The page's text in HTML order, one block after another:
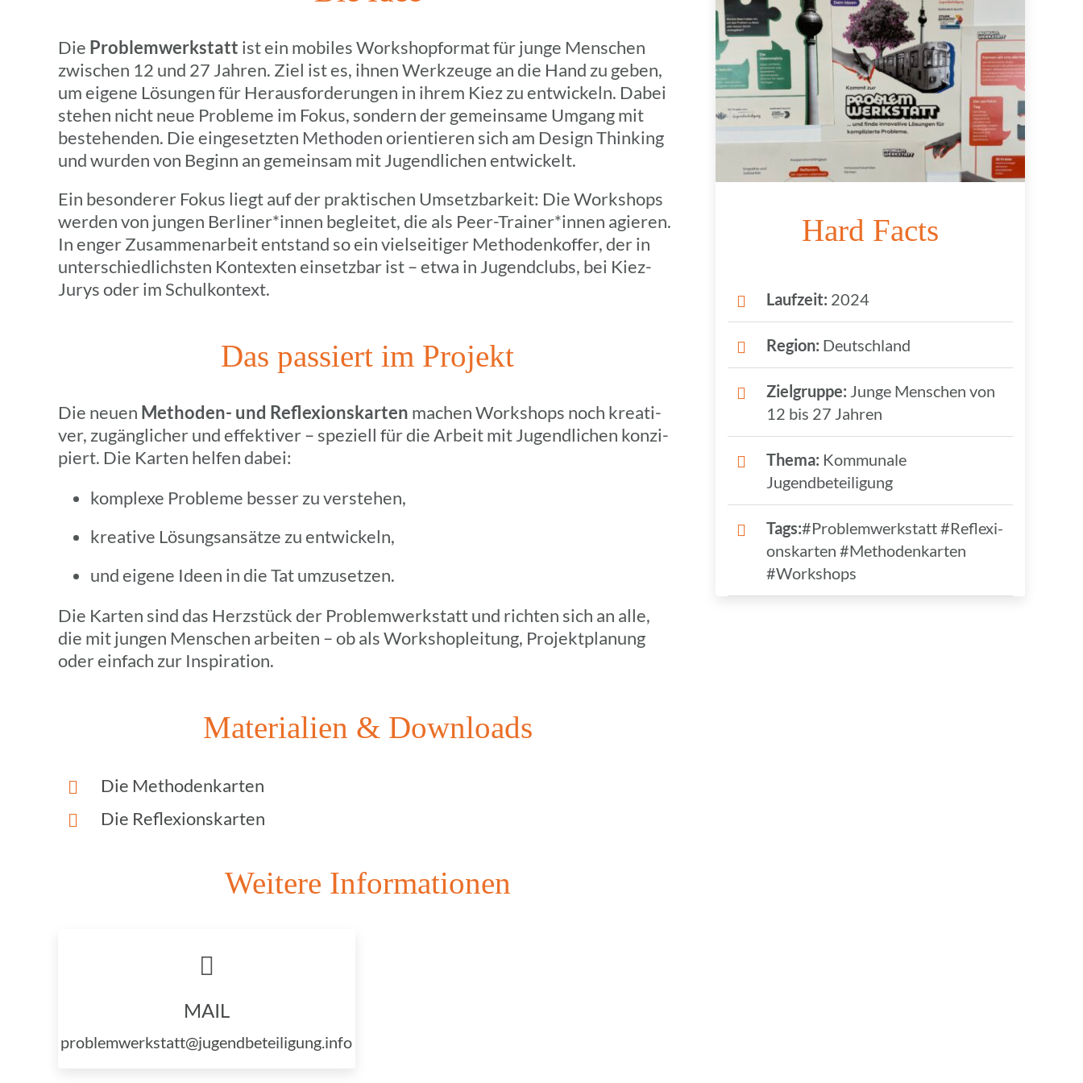
Die Problem­werk­statt ist ein mobiles Work­shop­for­mat für junge Menschen
zwischen 12 und 27 Jahren. Ziel ist es, ihnen Werk­zeuge an die Hand zu geben,
um eigene Lösun­gen für Heraus­for­de­run­gen in ihrem Kiez zu entwi­ckeln. Dabei
stehen nicht neue Probleme im Fokus, sondern der gemein­same Umgang mit
bestehen­den. Die einge­setz­ten Metho­den orien­tie­ren sich am Design Thin­king
und wurden von Beginn an gemein­sam mit Jugend­li­chen entwickelt.
Ein beson­de­rer Fokus liegt auf der prak­ti­schen Umsetz­bar­keit: Die Work­shops
werden von jungen Berliner*innen beglei­tet, die als Peer-Trainer*innen agieren.
In enger Zusam­men­ar­beit entstand so ein viel­sei­ti­ger Metho­den­kof­fer, der in
unter­schied­lichs­ten Kontex­ten einsetz­bar ist – etwa in Jugend­clubs, bei Kiez-
Jurys oder im Schulkontext.
Das passiert im Projekt
Die neuen Metho­den- und Refle­xi­ons­kar­ten machen Work­shops noch krea­ti­
ver, zugäng­li­cher und effek­ti­ver – spezi­ell für die Arbeit mit Jugend­li­chen konzi­
piert. Die Karten helfen dabei:
komplexe Probleme besser zu verstehen,
krea­tive Lösungs­an­sätze zu entwickeln,
und eigene Ideen in die Tat umzusetzen.
Die Karten sind das Herz­stück der Problem­werk­statt und richten sich an alle,
die mit jungen Menschen arbei­ten – ob als Work­shop­lei­tung, Projekt­pla­nung
oder einfach zur Inspiration.
Mate­ria­lien & Downloads
Die Metho­den­kar­ten
Die Refle­xi­ons­kar­ten
Weitere Infor­ma­tio­nen
MAIL
problemwerkstatt@jugendbeteiligung.info
Hard Facts
Lauf­zeit: 2024
Region: Deutschland
Ziel­gruppe: Junge Menschen von
12 bis 27 Jahren
Thema: Kommu­nale
Jugendbeteiligung
Tags:#Problem­werk­statt #Refle­xi­
ons­kar­ten #Metho­den­kar­ten
#Work­shops